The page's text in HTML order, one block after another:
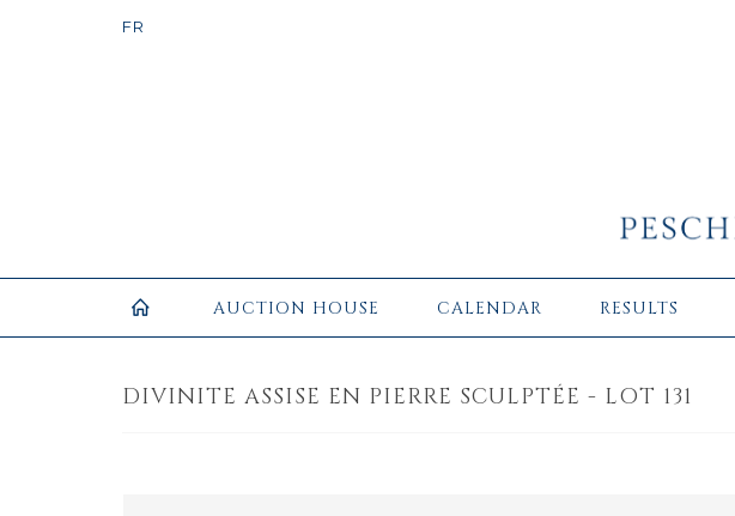
AUCTION HOUSE CALENDAR RESULTS
DIVINITE ASSISE EN PIERRE SCULPTÉE - LOT 131